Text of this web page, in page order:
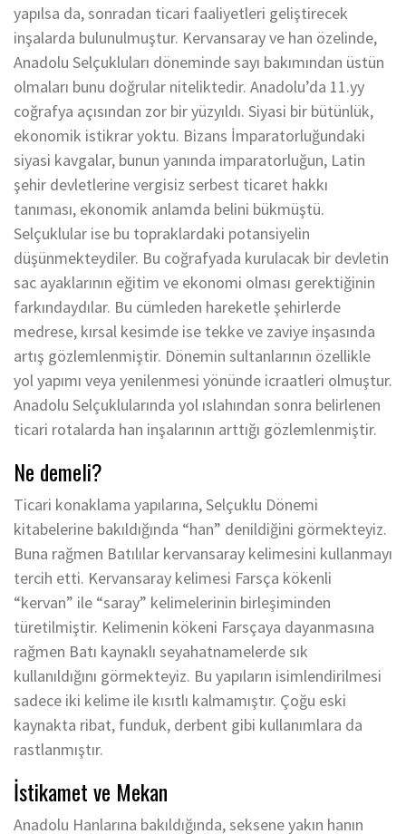
yapılsa da, sonradan ticari faaliyetleri geliştirecek
inşalarda bulunulmuştur. Kervansaray ve han özelinde,
Anadolu Selçukluları döneminde sayı bakımından üstün
olmaları bunu doğrular niteliktedir. Anadolu’da 11.yy
coğrafya açısından zor bir yüzyıldı. Siyasi bir bütünlük,
ekonomik istikrar yoktu. Bizans İmparatorluğundaki
siyasi kavgalar, bunun yanında imparatorluğun, Latin
şehir devletlerine vergisiz serbest ticaret hakkı
tanıması, ekonomik anlamda belini bükmüştü.
Selçuklular ise bu topraklardaki potansiyelin
düşünmekteydiler. Bu coğrafyada kurulacak bir devletin
sac ayaklarının eğitim ve ekonomi olması gerektiğinin
farkındaydılar. Bu cümleden hareketle şehirlerde
medrese, kırsal kesimde ise tekke ve zaviye inşasında
artış gözlemlenmiştir. Dönemin sultanlarının özellikle
yol yapımı veya yenilenmesi yönünde icraatleri olmuştur.
Anadolu Selçuklularında yol ıslahından sonra belirlenen
ticari rotalarda han inşalarının arttığı gözlemlenmiştir.
Ne demeli?
Ticari konaklama yapılarına, Selçuklu Dönemi
kitabelerine bakıldığında “han” denildiğini görmekteyiz.
Buna rağmen Batılılar kervansaray kelimesini kullanmayı
tercih etti. Kervansaray kelimesi Farsça kökenli
“kervan” ile “saray” kelimelerinin birleşiminden
türetilmiştir. Kelimenin kökeni Farsçaya dayanmasına
rağmen Batı kaynaklı seyahatnamelerde sık
kullanıldığını görmekteyiz. Bu yapıların isimlendirilmesi
sadece iki kelime ile kısıtlı kalmamıştır. Çoğu eski
kaynakta ribat, funduk, derbent gibi kullanımlara da
rastlanmıştır.
İstikamet ve Mekan
Anadolu Hanlarına bakıldığında, seksene yakın hanın